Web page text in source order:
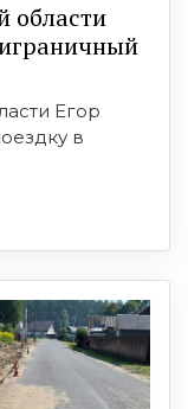
области
Егор
в